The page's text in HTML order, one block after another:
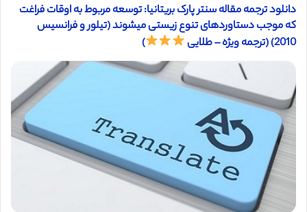
دانلود ترجمه مقاله سنتر پارک بریتانیا: توسعه مربوط به اوقات فراغت
که موجب دستاوردهای تنوع زیستی میشوند (تیلور و فرانسیس
2010) (ترجمه ویژه – طلایی
)